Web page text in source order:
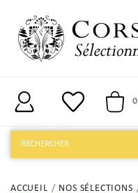
0
ACCUEIL NOS SÉLECTIONS